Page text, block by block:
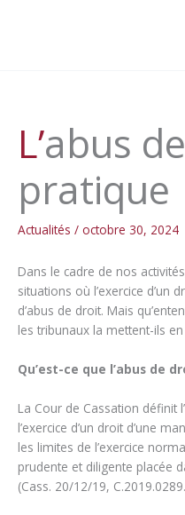
L’abus de droit en
pratique
Actualités / octobre 30, 2024
Dans le cadre de nos
situations où l’exercice d’un
d’abus de droit. Mais
les tribunaux la mettent-ils
Qu’est-ce que l’abus de
La Cour de Cassation définit
l’exercice d’un droit d’une
les limites de l’exercice
prudente et diligente placée
(Cass. 20/12/19,